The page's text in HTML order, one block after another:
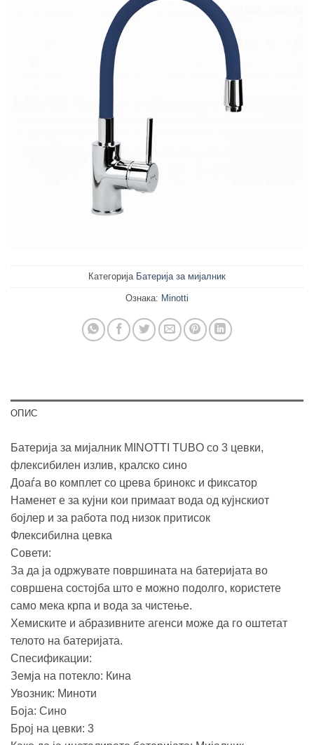
Категорија Батерија за мијалник
Ознака: Minotti
ОПИС
Батерија за мијалник MINOTTI TUBO со 3 цевки,
флексибилен излив, кралско сино
Доаѓа во комплет со црева бринокс и фиксатор
Наменет е за кујни кои примаат вода од кујнскиот
бојлер и за работа под низок притисок
Флексибилна цевка
Совети:
За да ја одржувате површината на батеријата во
совршена состојба што е можно подолго, користете
само мека крпа и вода за чистење.
Хемиските и абразивните агенси може да го оштетат
телото на батеријата.
Спесификации:
Земја на потекло: Кина
Увозник: Миноти
Боја: Сино
Број на цевки: 3